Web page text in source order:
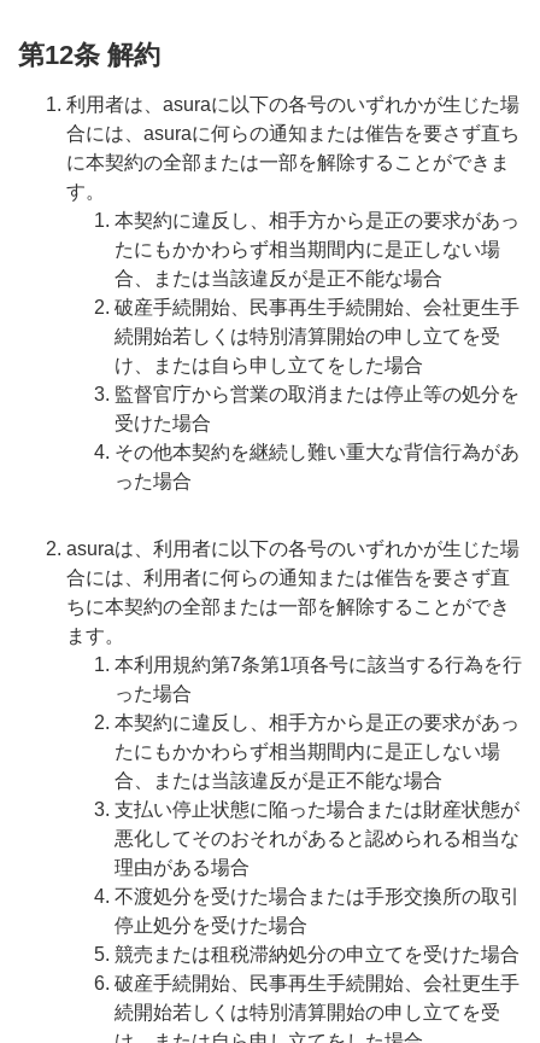
第12条 解約
利用者は、asuraに以下の各号のいずれかが生じた場
合には、asuraに何らの通知または催告を要さず直ち
に本契約の全部または一部を解除することができま
す。
本契約に違反し、相手方から是正の要求があっ
たにもかかわらず相当期間内に是正しない場
合、または当該違反が是正不能な場合
破産手続開始、民事再生手続開始、会社更生手
続開始若しくは特別清算開始の申し立てを受
け、または自ら申し立てをした場合
監督官庁から営業の取消または停止等の処分を
受けた場合
その他本契約を継続し難い重大な背信行為があ
った場合
asuraは、利用者に以下の各号のいずれかが生じた場
合には、利用者に何らの通知または催告を要さず直
ちに本契約の全部または一部を解除することができ
ます。
本利用規約第7条第1項各号に該当する行為を行
った場合
本契約に違反し、相手方から是正の要求があっ
たにもかかわらず相当期間内に是正しない場
合、または当該違反が是正不能な場合
支払い停止状態に陥った場合または財産状態が
悪化してそのおそれがあると認められる相当な
理由がある場合
不渡処分を受けた場合または手形交換所の取引
停止処分を受けた場合
競売または租税滞納処分の申立てを受けた場合
破産手続開始、民事再生手続開始、会社更生手
続開始若しくは特別清算開始の申し立てを受